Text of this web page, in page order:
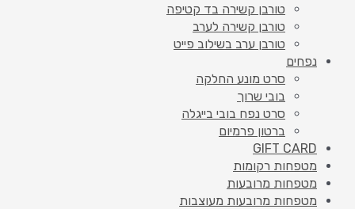
טורבן קשירה בד קטיפה
טורבן קשירה לערב
טורבן ערב בשילוב פייט
נפחים
סרט מונע החלקה
בובי שרוך
סרט נפח בובי בייגלה
ברטון פרמיום
GIFT CARD
מטפחות רקומות
מטפחות מרובעות
מטפחות מרובעות מעוצבות